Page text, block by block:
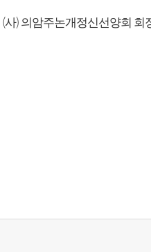
(사) 의암주논개정신선양회 회